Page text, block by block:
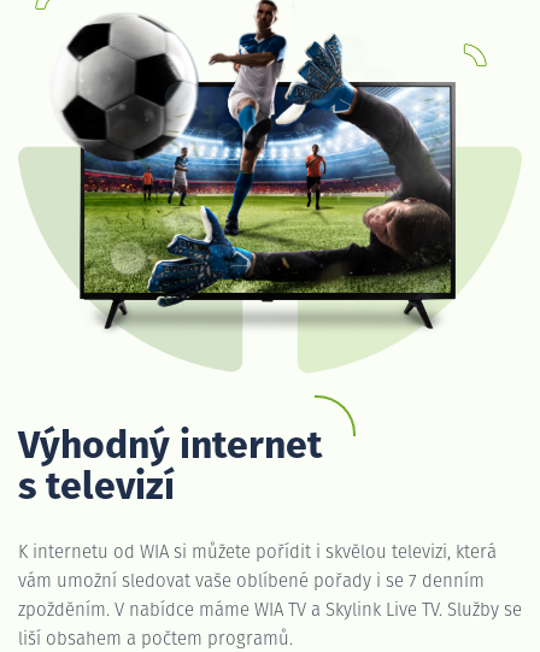
Výhodný internet
s televizí
K internetu od WIA si můžete pořídit i skvělou televizi, která
vám umožní sledovat vaše oblíbené pořady i se 7 denním
zpožděním. V nabídce máme WIA TV a Skylink Live TV. Služby se
liší obsahem a počtem programů.